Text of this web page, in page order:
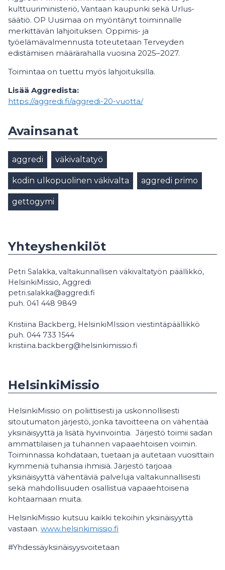
kulttuuriministeriö, Vantaan kaupunki sekä Urlus-
säätiö. OP Uusimaa on myöntänyt toiminnalle
merkittävän lahjoituksen. Oppimis- ja
työelämävalmennusta toteutetaan Terveyden
edistämisen määrärahalla vuosina 2025–2027.
Toimintaa on tuettu myös lahjoituksilla.
Lisää Aggredista:
https://aggredi.fi/aggredi-20-vuotta/
Avainsanat
aggredi väkivaltatyö
kodin ulkopuolinen väkivalta aggredi primo
gettogymi
Yhteyshenkilöt
Petri Salakka, valtakunnallisen väkivaltatyön päällikkö,
HelsinkiMissio, Aggredi
petri.salakka@aggredi.fi
puh. 041 448 9849
Kristiina Backberg, HelsinkiMIssion viestintäpäällikkö
puh. 044 733 1544
kristiina.backberg@helsinkimissio.fi
HelsinkiMissio
HelsinkiMissio on poliittisesti ja uskonnollisesti
sitoutumaton järjestö, jonka tavoitteena on vähentää
yksinäisyyttä ja lisätä hyvinvointia. Järjestö toimii sadan
ammattilaisen ja tuhannen vapaaehtoisen voimin.
Toiminnassa kohdataan, tuetaan ja autetaan vuosittain
kymmeniä tuhansia ihmisiä. Järjestö tarjoaa
yksinäisyyttä vähentäviä palveluja valtakunnallisesti
sekä mahdollisuuden osallistua vapaaehtoisena
kohtaamaan muita.
HelsinkiMissio kutsuu kaikki tekoihin yksinäisyyttä
vastaan. www.helsinkimissio.fi
#Yhdessäyksinäisyysvoitetaan